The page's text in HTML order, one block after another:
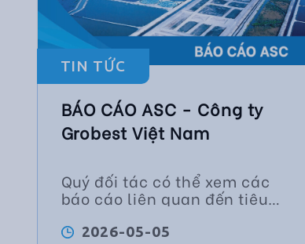
TIN TỨC
BÁO CÁO ASC - Công ty
Grobest Việt Nam
Quý đối tác có thể xem các
báo cáo liên quan đến tiêu
Grobest
2026-05-05